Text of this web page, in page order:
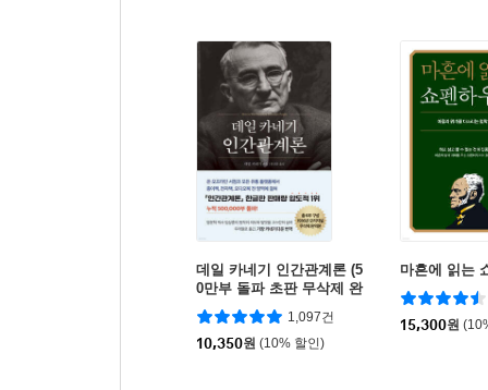
데일 카네기 인간관계론 (5
0만부 돌파 초판 무삭제 완
역본)
1,097건
10,350원 (10% 할인)
마흔에 읽는
15,300원